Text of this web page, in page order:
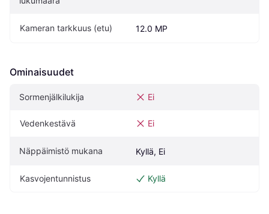
Kameran tarkkuus (etu) 12.0 MP
Ominaisuudet
Sormenjälkilukija Ei
Vedenkestävä Ei
Näppäimistö mukana Kyllä, Ei
Kasvojentunnistus Kyllä